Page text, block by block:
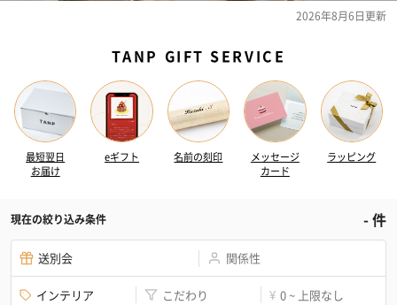
2026年8月6日更新
TANP GIFT SERVICE
最短翌日
お届け
eギフト 名前の刻印
メッセージ
カード
ラッピング
現在の絞り込み条件 -件
送別会 関係性
インテリア こだわり ¥ 0 ~ 上限なし